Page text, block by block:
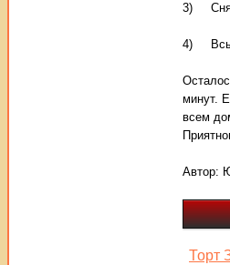
3)
4)
минут.
всем
Автор:
Торт